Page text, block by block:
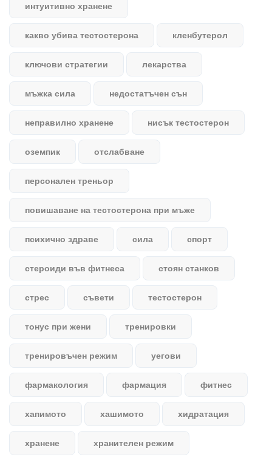
интуитивно хранене
какво убива тестостерона кленбутерол
ключови стратегии лекарства
мъжка сила недостатъчен сън
неправилно хранене нисък тестостерон
оземпик отслабване
персонален треньор
повишаване на тестостерона при мъже
психично здраве сила спорт
стероиди във фитнеса стоян станков
стрес съвети тестостерон
тонус при жени тренировки
тренировъчен режим уегови
фармакология фармация фитнес
хапимото хашимото хидратация
хранене хранителен режим